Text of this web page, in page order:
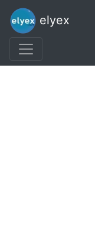
elyex